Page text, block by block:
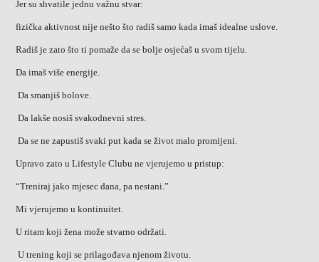
Jer su shvatile jednu važnu stvar:
fizička aktivnost nije nešto što radiš samo kada imaš idealne uslove.
Radiš je zato što ti pomaže da se bolje osjećaš u svom tijelu.
Da imaš više energije.
Da smanjiš bolove.
Da lakše nosiš svakodnevni stres.
Da se ne zapustiš svaki put kada se život malo promijeni.
Upravo zato u Lifestyle Clubu ne vjerujemo u pristup:
“Treniraj jako mjesec dana, pa nestani.”
Mi vjerujemo u kontinuitet.
U ritam koji žena može stvarno održati.
U trening koji se prilagođava njenom životu.